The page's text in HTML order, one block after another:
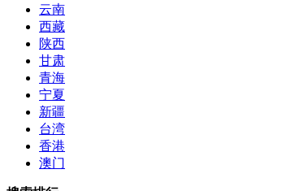
云南
西藏
陕西
甘肃
青海
宁夏
新疆
台湾
香港
澳门